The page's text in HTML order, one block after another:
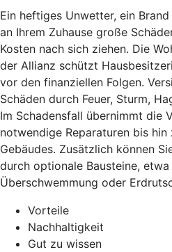
Ein heftiges Unwetter, ein
an Ihrem Zuhause große
Kosten nach sich ziehen. Die
der Allianz schützt
vor den finanziellen Folgen.
Schäden durch Feuer, Sturm,
Im Schadensfall übernimmt die
notwendige Reparaturen bis
Gebäudes. Zusätzlich können
durch optionale Bausteine,
Überschwemmung oder
Vorteile
Nachhaltigkeit
Gut zu wissen